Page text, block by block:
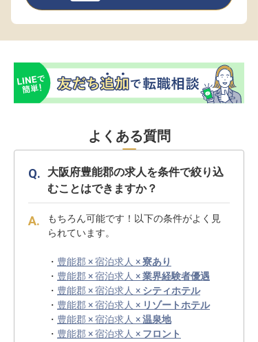
よくある質問
大阪府豊能郡の求人を条件で絞り込
むことはできますか？
もちろん可能です！以下の条件がよく見
られています。
・ 豊能郡 × 宿泊求人 ×寮あり
・ 豊能郡 × 宿泊求人 ×業界経験者優遇
・ 豊能郡 × 宿泊求人 × シティホテル
・ 豊能郡 × 宿泊求人 × リゾートホテル
・ 豊能郡 × 宿泊求人 ×温泉地
・ 豊能郡 × 宿泊求人 × フロント